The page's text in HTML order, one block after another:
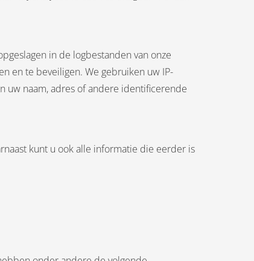
in de logbestanden van onze
en te beveiligen. We gebruiken uw IP-
uw naam, adres of andere identificerende
kunt u ook alle informatie die eerder is